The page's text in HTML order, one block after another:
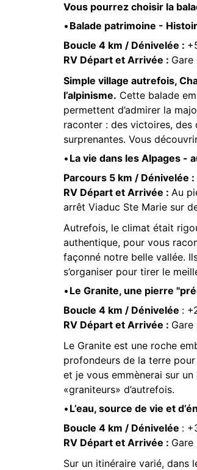
Vous pourrez choisir la
Balade patrimoine -
Boucle 4 km / Dénivelée :
RV Départ et Arrivée : Gare
Simple village autrefois,
l’alpinisme. Cette balade
permettent d’admirer la
raconter : des victoires, des
surprenantes. Vous
La vie dans les Alpages -
Parcours 5 km / Dénivelée :
RV Départ et Arrivée : Au
arrêt Viaduc Ste Marie sur
Autrefois, le climat était
authentique, pour vous
façonné notre belle vallée.
s’organiser pour tirer le
Le Granite, une pierre
Boucle 4 km / Dénivelée :
RV Départ et Arrivée :
Le Granite est une roche
profondeurs de la terre
et je vous emmènerai sur
«graniteurs» d’autrefois.
L’eau, source de vie et
Boucle 4 km / Dénivelée :
RV Départ et Arrivée :
Sur un itinéraire varié, dans